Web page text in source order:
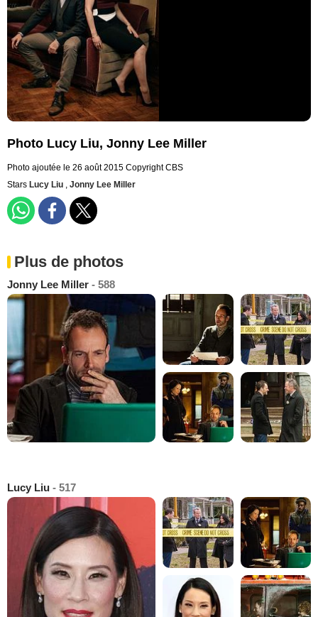
Photo Lucy Liu, Jonny Lee Miller
Photo ajoutée le 26 août 2015 Copyright CBS
Stars Lucy Liu , Jonny Lee Miller
Plus de photos
Jonny Lee Miller - 588
Lucy Liu - 517